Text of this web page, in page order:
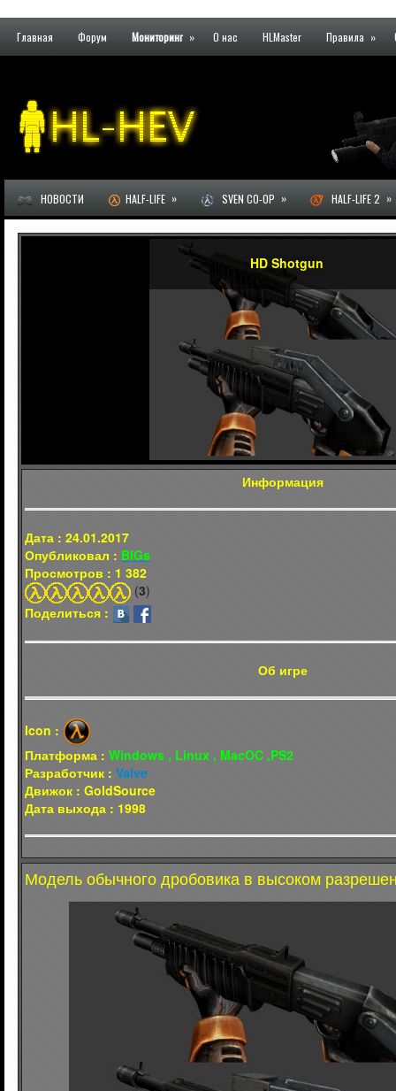
Главная Форум Мониторинг » О нас HLMaster Правила »
НОВОСТИ HALF-LIFE » SVEN CO-OP » HALF-LIFE 2 »
HD Shotgun
Информация
Дата : 24.01.2017
Опубликовал : BIGs
Просмотров : 1 382
(3)
Поделиться :
Об игре
Icon :
Платформа : Windows , Linux , MacOC ,PS2
Разработчик : Valve
Движок : GoldSource
Дата выхода : 1998
Модель обычного дробовика в высоком